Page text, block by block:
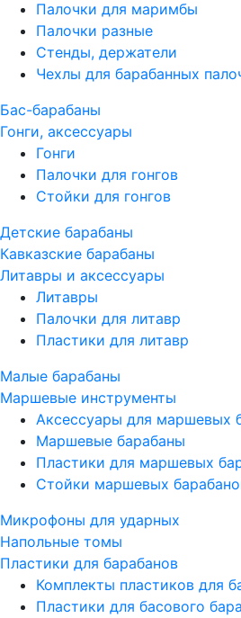
Палочки для маримбы
Палочки разные
Стенды, держатели
Чехлы для барабанных
Бас-барабаны
Гонги, аксессуары
Гонги
Палочки для гонгов
Стойки для гонгов
Детские барабаны
Кавказские барабаны
Литавры и аксессуары
Литавры
Палочки для литавр
Пластики для литавр
Малые барабаны
Маршевые инструменты
Аксессуары для маршевых
Маршевые барабаны
Пластики для маршевых
Стойки маршевых
Микрофоны для ударных
Напольные томы
Пластики для барабанов
Комплекты пластиков для
Пластики для басового